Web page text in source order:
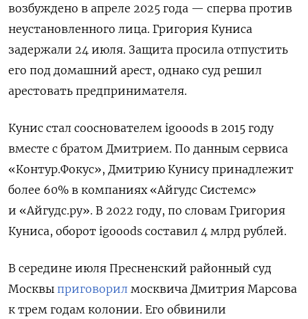
возбуждено в апреле 2025 года — сперва против
неустановленного лица. Григория Куниса
задержали 24 июля. Защита просила отпустить
его под домашний арест, однако суд решил
арестовать предпринимателя.
Кунис стал сооснователем igooods в 2015 году
вместе с братом Дмитрием. По данным сервиса
«Контур.Фокус», Дмитрию Кунису принадлежит
более 60% в компаниях «Айгудс Системс»
и «Айгудс.ру». В 2022 году, по словам Григория
Куниса, оборот igooods составил 4 млрд рублей.
В середине июля Пресненский районный суд
Москвы приговорил москвича Дмитрия Марсова
к трем годам колонии. Его обвинили